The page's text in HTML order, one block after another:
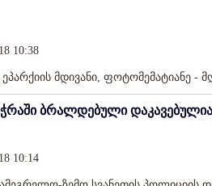
10:38
მდივანი, ფოტომემატიანე -
ბრალდებული დაკავებულია
10:14